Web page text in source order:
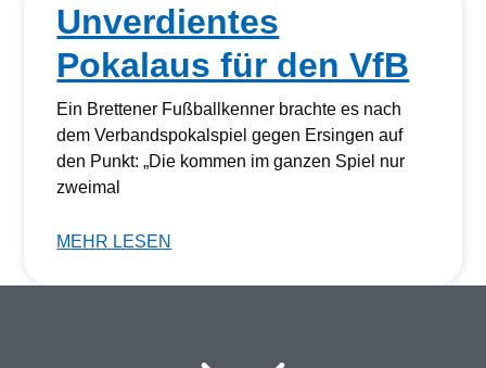
Unverdientes
Pokalaus für den VfB
Ein Brettener Fußballkenner brachte es nach
dem Verbandspokalspiel gegen Ersingen auf
den Punkt: „Die kommen im ganzen Spiel nur
zweimal
MEHR LESEN